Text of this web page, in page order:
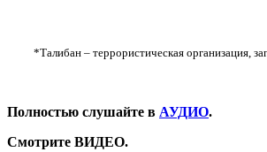
*Талибан – террористическая организация,
Полностью слушайте в АУДИО.
Смотрите ВИДЕО.